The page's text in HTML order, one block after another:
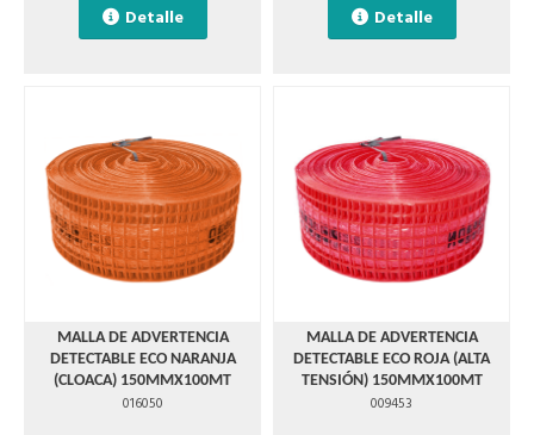
Detalle Detalle
MALLA DE ADVERTENCIA
DETECTABLE ECO NARANJA
(CLOACA) 150MMX100MT
016050
MALLA DE ADVERTENCIA
DETECTABLE ECO ROJA (ALTA
TENSIÓN) 150MMX100MT
009453